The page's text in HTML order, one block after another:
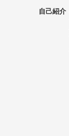
自己紹介